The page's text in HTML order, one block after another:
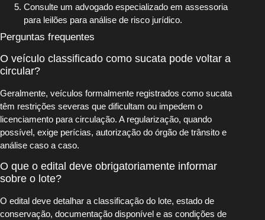
Consulte um advogado especializado em assessoria
para leilões para análise de risco jurídico.
Perguntas frequentes
O veículo classificado como sucata pode voltar a
circular?
Geralmente, veículos formalmente registrados como sucata
têm restrições severas que dificultam ou impedem o
licenciamento para circulação. A regularização, quando
possível, exige perícias, autorização do órgão de trânsito e
análise caso a caso.
O que o edital deve obrigatoriamente informar
sobre o lote?
O edital deve detalhar a classificação do lote, estado de
conservação, documentação disponível e as condições de